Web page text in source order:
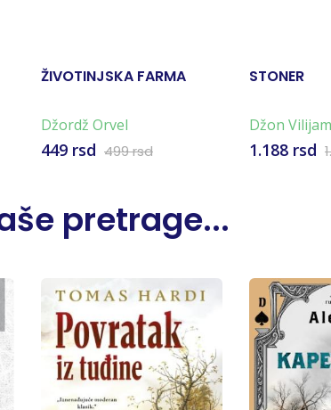
ŽIVOTINJSKA FARMA
Džordž Orvel
449 rsd 499 rsd
STONER
Džon
1.188 rsd
pretrage...